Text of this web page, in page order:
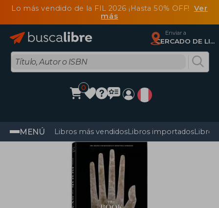
Lo más vendido de la FIL 2026 ¡Hasta 50% OFF! Ver
más
Enviar a
CERCADO DE LIMA, Lima
0
MENÚ Libros más vendidosLibros importadosLibros